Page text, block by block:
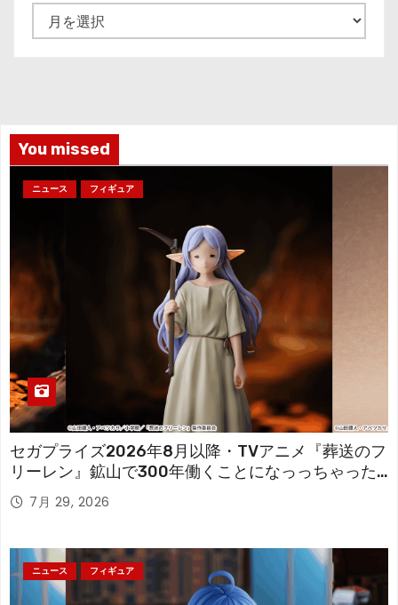
ー
You missed
ニュース フィギュア
セガプライズ2026年8月以降・TVアニメ『葬送のフ
リーレン』鉱山で300年働くことになっっちゃった
「フリーレン」を立体化！
7月 29, 2026
ニュース フィギュア